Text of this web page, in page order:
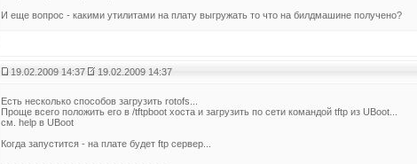
И еще вопрос - какими утилитами на плату выгружать то что на билдмашине получено?
19.02.2009 14:37 19.02.2009 14:37
Есть несколько способов загрузить rotofs...
Проще всего положить его в /tftpboot хоста и загрузить по сети командой tftp из UBoot...
см. help в UBoot
Когда запустится - на плате будет ftp сервер...